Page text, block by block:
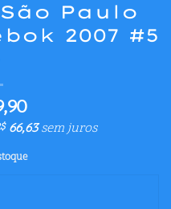
Paulo
2007 #5
66,63sem juros